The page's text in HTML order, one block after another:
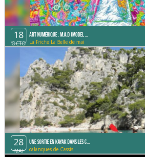
18
OCTO
Art Numérique : M.A.D (Model ...
La Friche La Belle de mai
28
MAI
Une sortie en Kayak dans les C...
calanques de Cassis